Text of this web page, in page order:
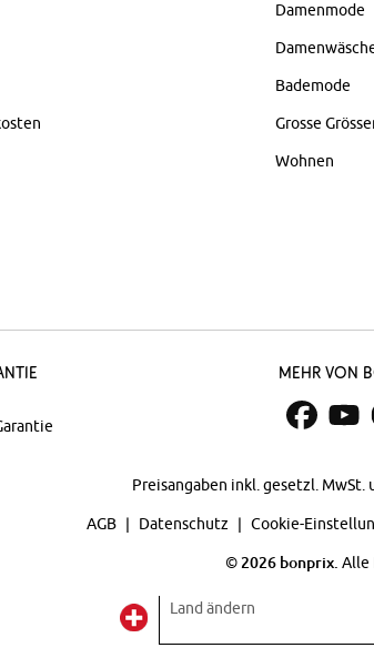
Damenmode
Bademode
Grosse
Wohnen
Mehr von
Preisangaben inkl. gesetzl. MwSt.
AGB Datenschutz Cookie-
© 2026 bonprix. Alle
Land ändern